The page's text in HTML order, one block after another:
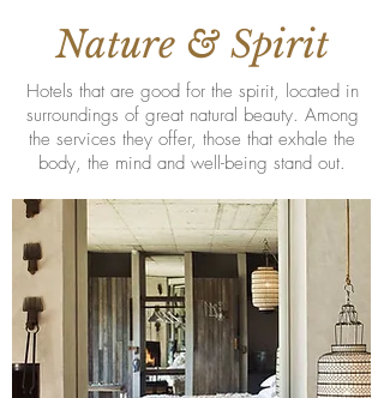
Nature & Spirit
Hotels that are good for the spirit, located in
surroundings of great natural beauty. Among
the services they offer, those that exhale the
body, the mind and well-being stand out.​